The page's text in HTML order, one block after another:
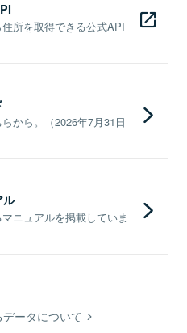
所を取得できる公式API
から。（2026年7月31日
ル
ニュアルを掲載していま
ータについて